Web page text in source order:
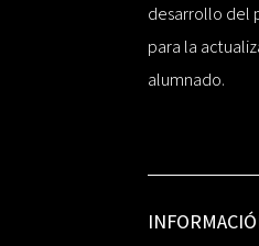
desarrollo del
para la
alumnado.